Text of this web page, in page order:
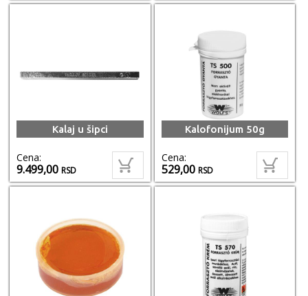
Kalaj u šipci
Cena:
9.499,00RSD
Kalofonijum 50g
Cena:
529,00RSD